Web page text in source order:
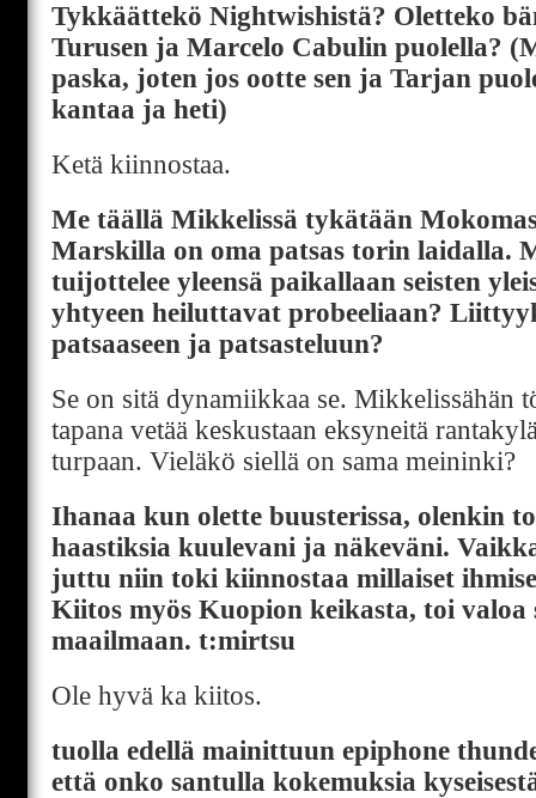
Tykkäättekö Nightwishistä? Oletteko
Turusen ja Marcelo Cabulin puolella?
paska, joten jos ootte sen ja Tarjan
kantaa ja heti)
Ketä kiinnostaa.
Me täällä Mikkelissä tykätään
Marskilla on oma patsas torin laidalla.
tuijottelee yleensä paikallaan seisten
yhtyeen heiluttavat probeeliaan?
patsaaseen ja patsasteluun?
Se on sitä dynamiikkaa se. Mikkelissähän
tapana vetää keskustaan eksyneitä
turpaan. Vieläkö siellä on sama meininki?
Ihanaa kun olette buusterissa, olenkin
haastiksia kuulevani ja näkeväni.
juttu niin toki kiinnostaa millaiset
Kiitos myös Kuopion keikasta, toi
maailmaan. t:mirtsu
Ole hyvä ka kiitos.
tuolla edellä mainittuun epiphone
että onko santulla kokemuksia